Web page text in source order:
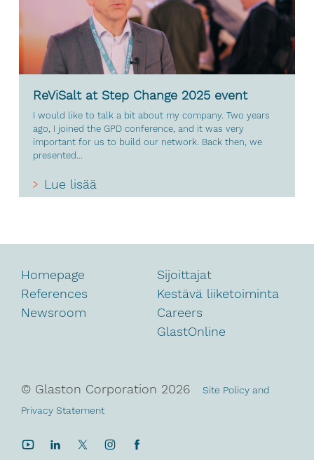
ReViSalt at Step Change 2025 event
I would like to talk a bit about my company. Two years
ago, I joined the GPD conference, and it was very
important for us to build our network. Back then, we
presented...
Lue lisää
Homepage
References
Newsroom
Sijoittajat
Kestävä liiketoiminta
Careers
GlastOnline
© Glaston Corporation 2026
Site Policy and
Privacy Statement
YouTubeLinkedInTwitterInstagram